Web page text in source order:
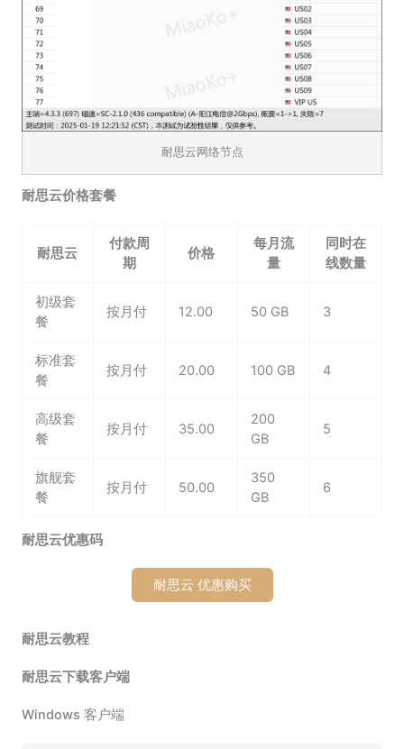
耐思云网络节点
耐思云价格套餐
耐思云
付款周
期
价格
每月流
量
同时在
线数量
初级套
餐
按月付 12.00 50 GB 3
标准套
餐
按月付 20.00 100 GB 4
高级套
餐
按月付 35.00
200
GB
5
旗舰套
餐
按月付 50.00
350
GB
6
耐思云优惠码
耐思云 优惠购买
耐思云教程
耐思云下载客户端
Windows 客户端